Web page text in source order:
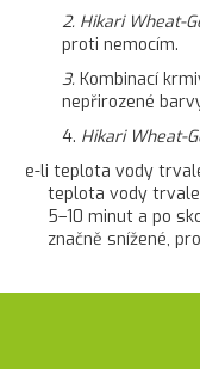
2. Hikari Wheat-
proti nemocím.
3. Kombinací
nepřirozené
4. Hikari Wheat-
Je-li teplota vody
teplota vody trvale
5–10 minut a po
značně snížené,